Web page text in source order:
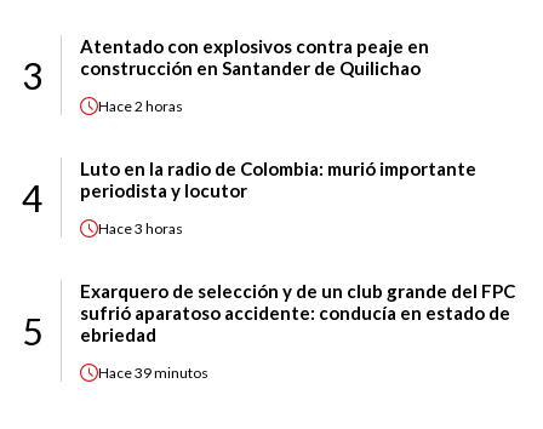
3
Atentado con explosivos contra peaje en
construcción en Santander de Quilichao
Hace2 horas
4
Luto en la radio de Colombia: murió importante
periodista y locutor
Hace3 horas
5
Exarquero de selección y de un club grande del FPC
sufrió aparatoso accidente: conducía en estado de
ebriedad
Hace39 minutos